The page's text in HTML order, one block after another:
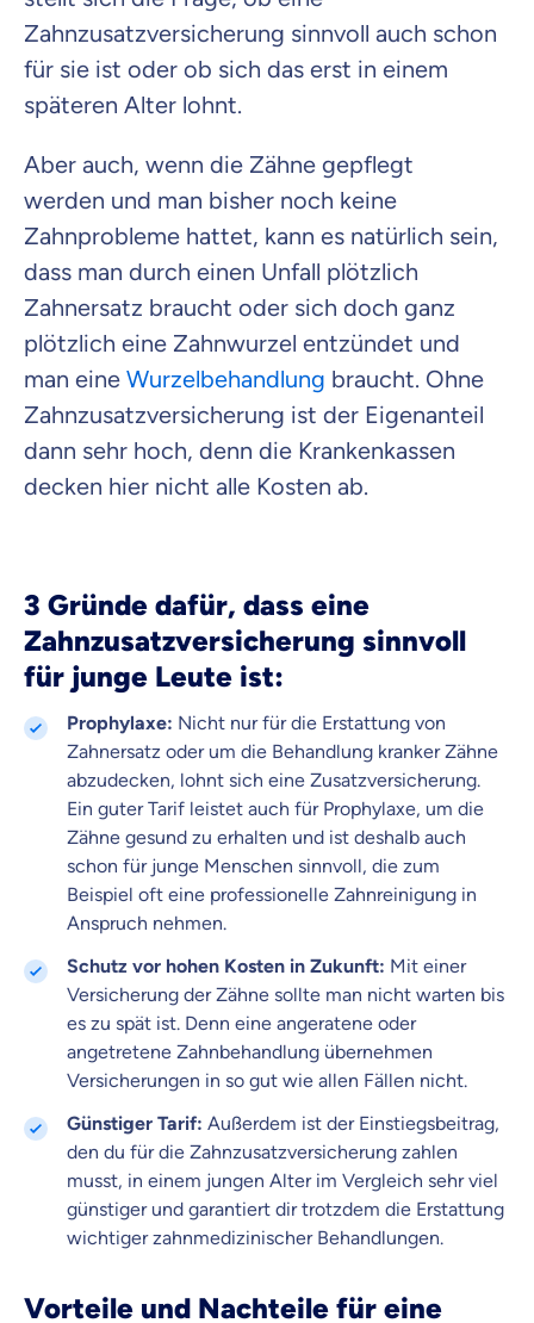
Zahnzusatzversicherung sinnvoll auch schon
für sie ist oder ob sich das erst in einem
späteren Alter lohnt.
Aber auch, wenn die Zähne gepflegt
werden und man bisher noch keine
Zahnprobleme hattet, kann es natürlich sein,
dass man durch einen Unfall plötzlich
Zahnersatz braucht oder sich doch ganz
plötzlich eine Zahnwurzel entzündet und
man eine Wurzelbehandlung braucht. Ohne
Zahnzusatzversicherung ist der Eigenanteil
dann sehr hoch, denn die Krankenkassen
decken hier nicht alle Kosten ab.
3 Gründe dafür, dass eine
Zahnzusatzversicherung sinnvoll
für junge Leute ist:
Prophylaxe: Nicht nur für die Erstattung von
Zahnersatz oder um die Behandlung kranker Zähne
abzudecken, lohnt sich eine Zusatzversicherung.
Ein guter Tarif leistet auch für Prophylaxe, um die
Zähne gesund zu erhalten und ist deshalb auch
schon für junge Menschen sinnvoll, die zum
Beispiel oft eine professionelle Zahnreinigung in
Anspruch nehmen.
Schutz vor hohen Kosten in Zukunft: Mit einer
Versicherung der Zähne sollte man nicht warten bis
es zu spät ist. Denn eine angeratene oder
angetretene Zahnbehandlung übernehmen
Versicherungen in so gut wie allen Fällen nicht.
Günstiger Tarif: Außerdem ist der Einstiegsbeitrag,
den du für die Zahnzusatzversicherung zahlen
musst, in einem jungen Alter im Vergleich sehr viel
günstiger und garantiert dir trotzdem die Erstattung
wichtiger zahnmedizinischer Behandlungen.
Vorteile und Nachteile für eine